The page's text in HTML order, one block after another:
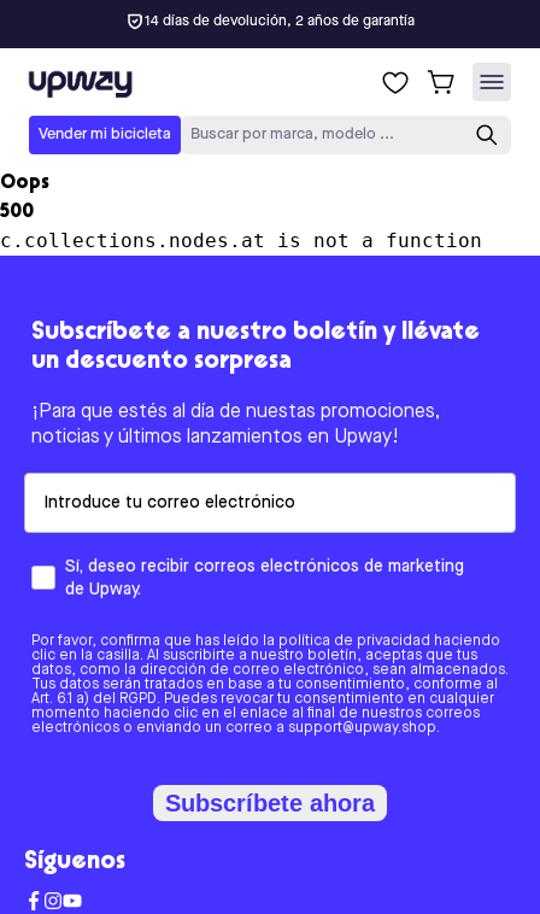
14 días de devolución, 2 años de garantía
Upway
Vender mi bicicleta Buscar por marca, modelo ...
Oops
500
c.collections.nodes.at is not a function
Subscríbete a nuestro boletín y llévate
un descuento sorpresa
¡Para que estés al día de nuestas promociones,
noticias y últimos lanzamientos en Upway!
Sí, deseo recibir correos electrónicos de marketing
de Upway.
Por favor, confirma que has leído la política de privacidad haciendo
clic en la casilla. Al suscribirte a nuestro boletín, aceptas que tus
datos, como la dirección de correo electrónico, sean almacenados.
Tus datos serán tratados en base a tu consentimiento, conforme al
Art. 6.1 a) del RGPD. Puedes revocar tu consentimiento en cualquier
momento haciendo clic en el enlace al final de nuestros correos
electrónicos o enviando un correo a support@upway.shop.
Subscríbete ahora
Síguenos